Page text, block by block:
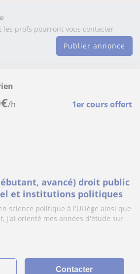
les profs pourront vous contacter
Publier annonce
€/h 1er cours offert
avancé) droit public
et institutions politiques
science politique à l'ULiège ainsi que
j'ai orienté mes années d'étude sur
Contacter